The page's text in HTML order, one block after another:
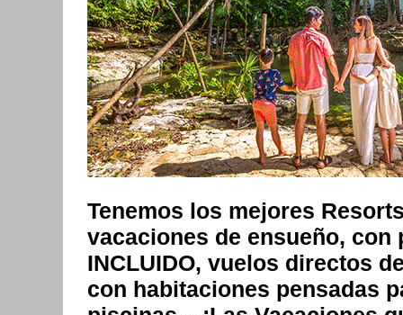
Tenemos los mejores
vacaciones de ensueño, con
INCLUIDO, vuelos directos
con habitaciones pensadas